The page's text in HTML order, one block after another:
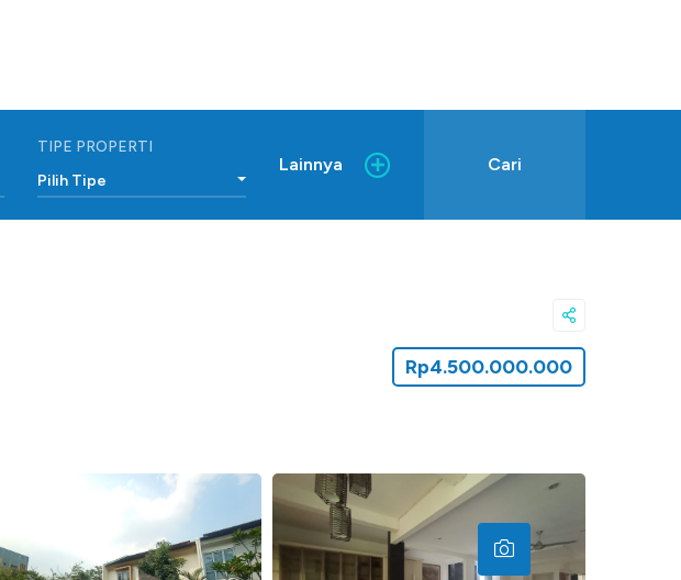
TIPE PROPERTI
Pilih Tipe
Lainnya Cari
Rp4.500.000.000